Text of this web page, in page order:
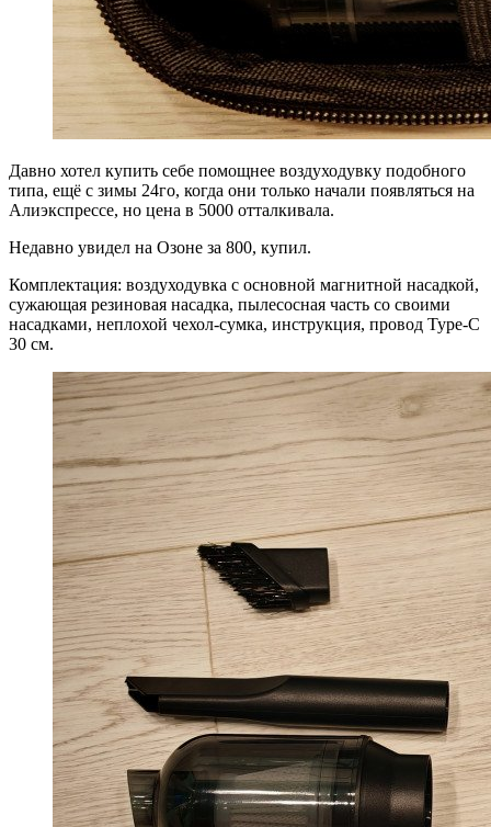
Давно хотел купить себе помощнее воздуходувку подобного
типа, ещё с зимы 24го, когда они только начали появляться на
Алиэкспрессе, но цена в 5000 отталкивала.
Недавно увидел на Озоне за 800, купил.
Комплектация: воздуходувка с основной магнитной насадкой,
сужающая резиновая насадка, пылесосная часть со своими
насадками, неплохой чехол-сумка, инструкция, провод Type-C
30 см.